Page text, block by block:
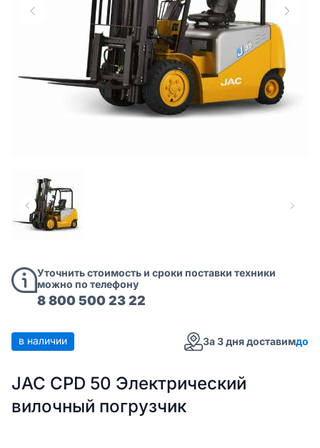
Уточнить стоимость и сроки поставки техники
можно по телефону
8 800 500 23 22
в наличии За 3 дня доставимдо
JAC CPD 50 Электрический
вилочный погрузчик